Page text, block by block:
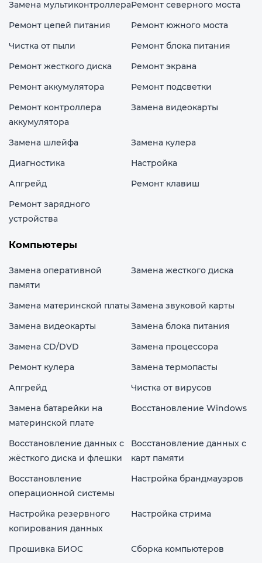
Замена мультиконтроллераРемонт северного моста
Ремонт цепей питания
Ремонт южного моста
Чистка от пыли
Ремонт блока питания
Ремонт жесткого диска
Ремонт экрана
Ремонт аккумулятора
Ремонт подсветки
Ремонт контроллера
аккумулятора
Замена видеокарты
Замена шлейфа
Замена кулера
Диагностика
Настройка
Апгрейд
Ремонт клавиш
Ремонт зарядного
устройства
Компьютеры
Замена оперативной
памяти
Замена жесткого диска
Замена материнской платыЗамена звуковой карты
Замена видеокарты
Замена блока питания
Замена CD/DVD
Замена процессора
Ремонт кулера
Замена термопасты
Апгрейд
Чистка от вирусов
Замена батарейки на
материнской плате
Восстановление Windows
Восстановление данных с
жёсткого диска и флешки
Восстановление данных с
карт памяти
Восстановление
операционной системы
Настройка брандмауэров
Настройка резервного
копирования данных
Настройка стрима
Прошивка БИОС
Сборка компьютеров